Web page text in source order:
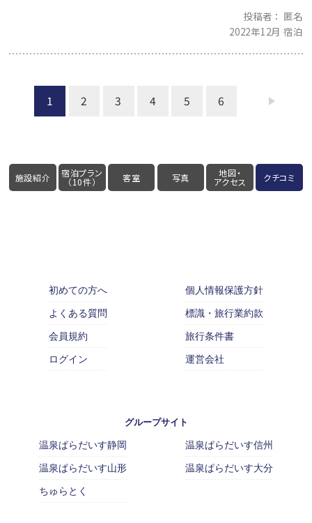
投稿者
匿名
2022年12月 宿泊
1 2 3 4 5 6
施設紹介 宿泊プラン
（10件） 客室 写真 地図・
アクセス クチコミ
初めての方へ
よくある質問
会員規約
ログイン
個人情報保護方針
標識・旅行業約款
旅行条件書
運営会社
グループサイト
温泉ぱらだいす静岡
温泉ぱらだいす山形
ちゅらとく
温泉ぱらだいす信州
温泉ぱらだいす大分